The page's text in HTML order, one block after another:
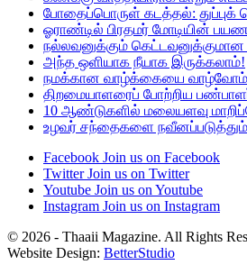
போதைப்பொருள் கடத்தல்: துப்புக்
ஓராண்டில் பிரதமர் மோடியின்
நல்லவனுக்கும் கெட்டவனுக்குமான
அந்த ஒளியாக நீயாக இருக்கலாம்!
நமக்கான வாழ்க்கையை
திறமையாளரைப் போற்றிய
10 ஆண்டுகளில் மலையளவு
உழவர் சந்தைகளை
Facebook Join us on Facebook
Twitter Join us on Twitter
Youtube Join us on Youtube
Instagram Join us on Instagram
© 2026 - Thaaii Magazine. All Rights
Website Design: BetterStudio